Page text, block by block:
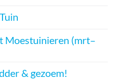
Moestuinieren (mrt–
& gezoem!